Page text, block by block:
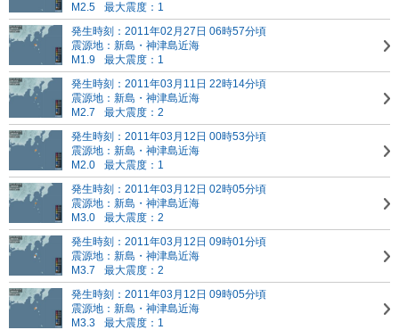
M2.5
最大震度：1
発生時刻：2011年02月27日 06時57分頃
震源地：新島・神津島近海
M1.9
最大震度：1
発生時刻：2011年03月11日 22時14分頃
震源地：新島・神津島近海
M2.7
最大震度：2
発生時刻：2011年03月12日 00時53分頃
震源地：新島・神津島近海
M2.0
最大震度：1
発生時刻：2011年03月12日 02時05分頃
震源地：新島・神津島近海
M3.0
最大震度：2
発生時刻：2011年03月12日 09時01分頃
震源地：新島・神津島近海
M3.7
最大震度：2
発生時刻：2011年03月12日 09時05分頃
震源地：新島・神津島近海
M3.3
最大震度：1